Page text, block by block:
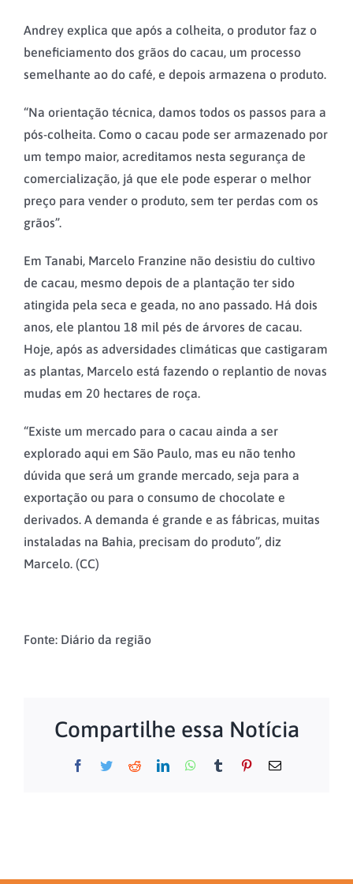
Andrey explica que após a colheita, o produtor faz o
beneficiamento dos grãos do cacau, um processo
semelhante ao do café, e depois armazena o produto.
“Na orientação técnica, damos todos os passos para a
pós-colheita. Como o cacau pode ser armazenado por
um tempo maior, acreditamos nesta segurança de
comercialização, já que ele pode esperar o melhor
preço para vender o produto, sem ter perdas com os
grãos”.
Em Tanabi, Marcelo Franzine não desistiu do cultivo
de cacau, mesmo depois de a plantação ter sido
atingida pela seca e geada, no ano passado. Há dois
anos, ele plantou 18 mil pés de árvores de cacau.
Hoje, após as adversidades climáticas que castigaram
as plantas, Marcelo está fazendo o replantio de novas
mudas em 20 hectares de roça.
“Existe um mercado para o cacau ainda a ser
explorado aqui em São Paulo, mas eu não tenho
dúvida que será um grande mercado, seja para a
exportação ou para o consumo de chocolate e
derivados. A demanda é grande e as fábricas, muitas
instaladas na Bahia, precisam do produto”, diz
Marcelo. (CC)
Fonte: Diário da região
Compartilhe essa Notícia
Facebook
TwitterRedditLinkedInWhatsApp
Tumblr Pinterest
E-